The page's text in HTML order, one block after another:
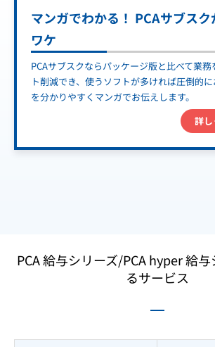
マンガでわかる！ PCAサブス
ワケ
PCAサブスクならパッケージ版と比べて業務
ト削減でき、使うソフトが多ければ圧倒的
を分かりやすくマンガでお伝えします。
詳
PCA 給与シリーズ/PCA hyper 給
るサービス